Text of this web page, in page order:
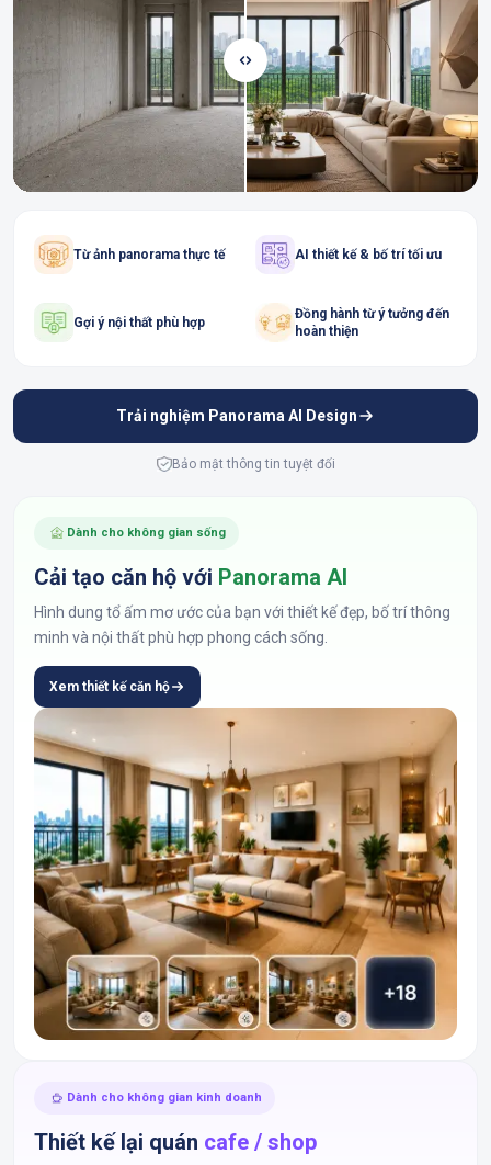
Từ ảnh panorama thực tế AI thiết kế & bố trí tối ưu
Gợi ý nội thất phù hợp
Đồng hành từ ý tưởng đến
hoàn thiện
Trải nghiệm Panorama AI Design
Bảo mật thông tin tuyệt đối
Dành cho không gian sống
Cải tạo căn hộ với Panorama AI
Hình dung tổ ấm mơ ước của bạn với thiết kế đẹp, bố trí thông
minh và nội thất phù hợp phong cách sống.
Xem thiết kế căn hộ
Dành cho không gian kinh doanh
Thiết kế lại quán cafe / shop